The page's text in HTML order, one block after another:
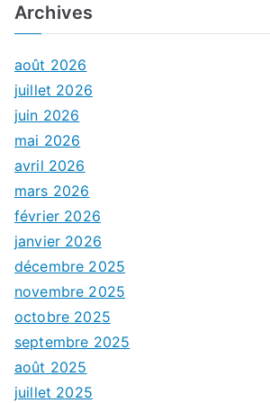
Archives
août 2026
juillet 2026
juin 2026
mai 2026
avril 2026
mars 2026
février 2026
janvier 2026
décembre 2025
novembre 2025
octobre 2025
septembre 2025
août 2025
juillet 2025